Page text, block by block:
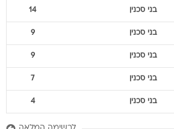
בני סכנין 14
בני סכנין 9
בני סכנין 9
בני סכנין 7
בני סכנין 4